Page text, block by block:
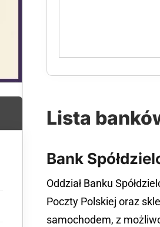
Lista
Bank
Oddział Banku
Poczty Polskiej oraz
samochodem, z